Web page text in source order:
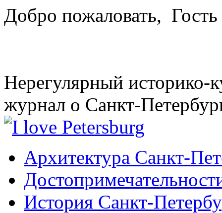
Добро пожаловать, Гость
Нерегулярный историко-
журнал о Санкт-
Архитектура Санкт-
История Санкт-